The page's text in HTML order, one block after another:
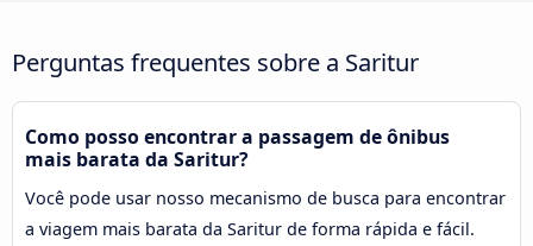
Perguntas frequentes sobre a Saritur
Como posso encontrar a passagem de ônibus
mais barata da Saritur?
Você pode usar nosso mecanismo de busca para encontrar
a viagem mais barata da Saritur de forma rápida e fácil.